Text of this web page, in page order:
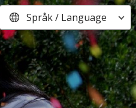
Språk / Language